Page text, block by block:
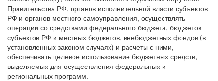
Правительства РФ, органов исполнительной власти субъектов
РФ и органов местного самоуправления, осуществлять
операции со средствами федерального бюджета, бюджетов
субъектов РФ и местных бюджетов, внебюджетных фондов (в
установленных законом случаях) и расчеты с ними,
обеспечивать целевое использование бюджетных средств,
выделяемых для осуществления федеральных и
региональных программ.